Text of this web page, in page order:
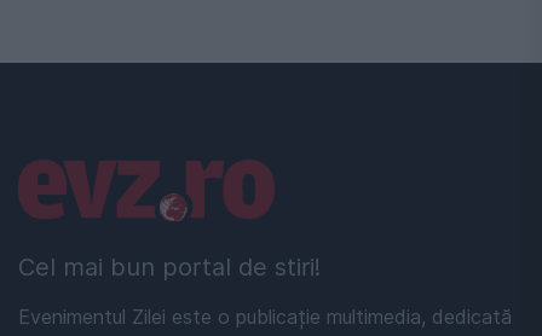
Cel mai bun portal de stiri!
Evenimentul Zilei este o publicație multimedia, dedicată
Linkuri utile